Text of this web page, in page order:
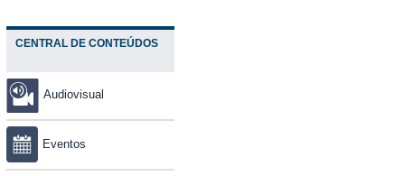
CENTRAL DE CONTEÚDOS
Audiovisual
Eventos